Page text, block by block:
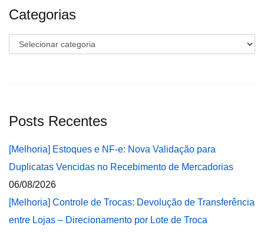
Categorias
Categorias
Posts Recentes
[Melhoria] Estoques e NF-e: Nova Validação para
Duplicatas Vencidas no Recebimento de Mercadorias
06/08/2026
[Melhoria] Controle de Trocas: Devolução de Transferência
entre Lojas – Direcionamento por Lote de Troca